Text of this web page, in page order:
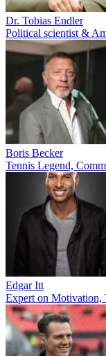
Dr. Tobias Endler
Political scientist &
Boris Becker
Tennis Legend,
Edgar Itt
Expert on Motivation,